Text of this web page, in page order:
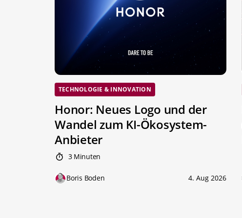
TECHNOLOGIE & INNOVATION
Honor: Neues Logo und der
Wandel zum KI-Ökosystem-
Anbieter
3 Minuten
Boris Boden 4. Aug 2026